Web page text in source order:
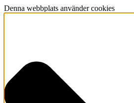
Denna webbplats använder cookies